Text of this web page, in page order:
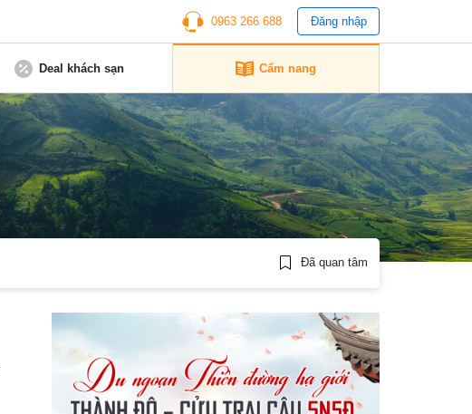
0963 266 688 Đăng nhập
Deal khách sạn Cẩm nang
Đã quan tâm